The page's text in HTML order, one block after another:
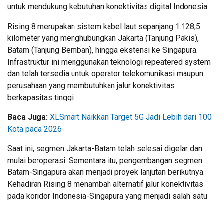
untuk mendukung kebutuhan konektivitas digital Indonesia.
Rising 8 merupakan sistem kabel laut sepanjang 1.128,5
kilometer yang menghubungkan Jakarta (Tanjung Pakis),
Batam (Tanjung Bemban), hingga ekstensi ke Singapura.
Infrastruktur ini menggunakan teknologi repeatered system
dan telah tersedia untuk operator telekomunikasi maupun
perusahaan yang membutuhkan jalur konektivitas
berkapasitas tinggi.
Baca Juga: XLSmart Naikkan Target 5G Jadi Lebih dari 100
Kota pada 2026
Saat ini, segmen Jakarta-Batam telah selesai digelar dan
mulai beroperasi. Sementara itu, pengembangan segmen
Batam-Singapura akan menjadi proyek lanjutan berikutnya.
Kehadiran Rising 8 menambah alternatif jalur konektivitas
pada koridor Indonesia-Singapura yang menjadi salah satu